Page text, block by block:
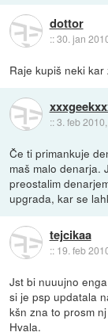
dottor
::30. jan
Raje kupiš neki
::3. feb
Če ti primankuje
maš malo denarja.
preostalim
upgrada, kar se
tejcikaa
:: 19. feb
Jst bi nuuujno
si je psp updatala
kšn zna to prosm
Hvala.